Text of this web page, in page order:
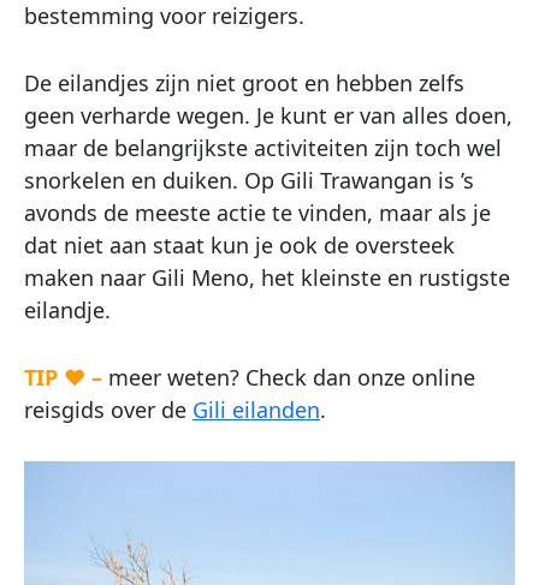
bestemming voor reizigers.
De eilandjes zijn niet groot en hebben zelfs
geen verharde wegen. Je kunt er van alles doen,
maar de belangrijkste activiteiten zijn toch wel
snorkelen en duiken. Op Gili Trawangan is ’s
avonds de meeste actie te vinden, maar als je
dat niet aan staat kun je ook de oversteek
maken naar Gili Meno, het kleinste en rustigste
eilandje.
TIP ♥ – meer weten? Check dan onze online
reisgids over de Gili eilanden.